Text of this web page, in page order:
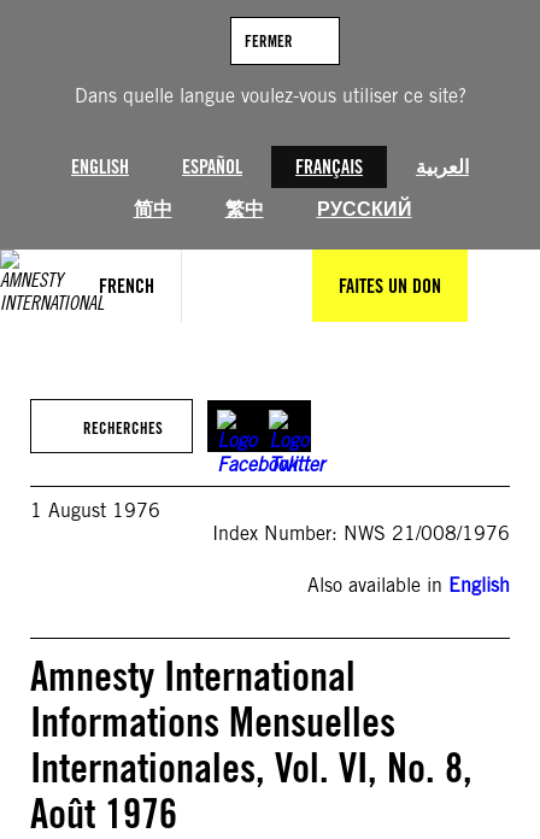
Dans quelle langue voulez-vous utiliser ce site?
ENGLISH ESPAÑOL FRANÇAIS
العربية
简中
繁中 РУССКИЙ
FERMER
FRENCH FAITES UN DON
RECHERCHES
1 August 1976
Index Number: NWS 21/008/1976
Also available in English
Amnesty International
Informations Mensuelles
Internationales, Vol. VI, No. 8,
Août 1976